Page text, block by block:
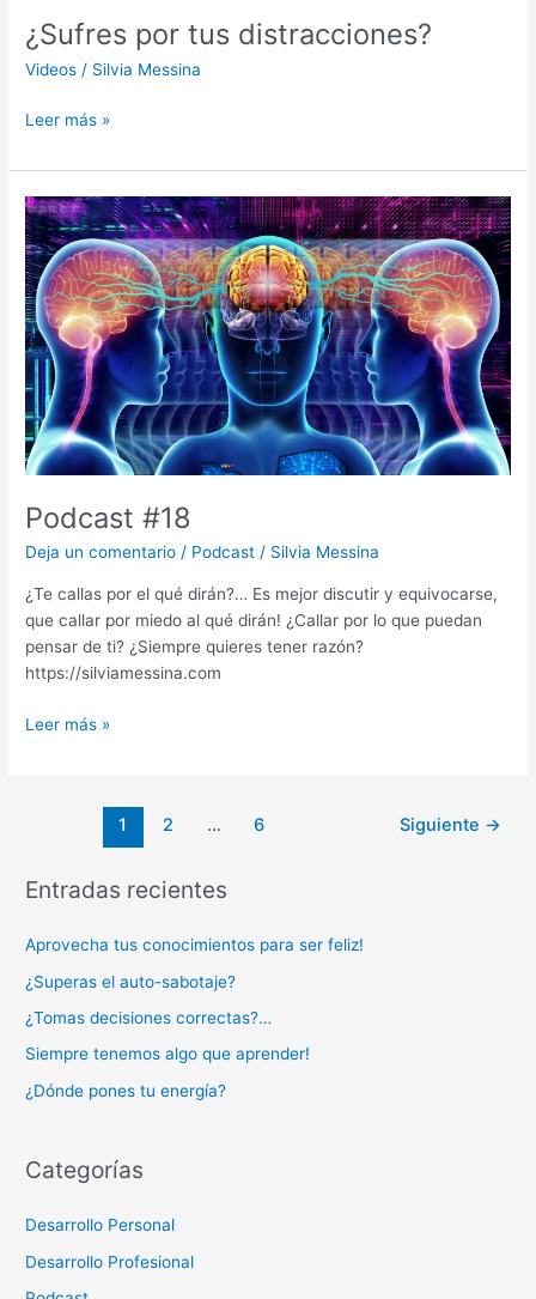
¿Sufres por tus distracciones?
Videos / Silvia Messina
¿Sufres
por
tus
distracciones?
Leer más »
Podcast #18
Deja un comentario / Podcast / Silvia Messina
¿Te callas por el qué dirán?… Es mejor discutir y equivocarse,
que callar por miedo al qué dirán! ¿Callar por lo que puedan
pensar de ti? ¿Siempre quieres tener razón?
https://silviamessina.com
Podcast
#18
Leer más »
1 2 … 6 Siguiente →
Entradas recientes
Aprovecha tus conocimientos para ser feliz!
¿Superas el auto-sabotaje?
¿Tomas decisiones correctas?…
Siempre tenemos algo que aprender!
¿Dónde pones tu energía?
Categorías
Desarrollo Personal
Desarrollo Profesional